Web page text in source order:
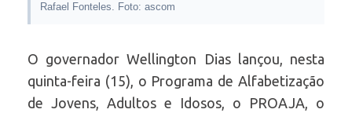
Rafael Fonteles. Foto: ascom
O governador Wellington Dias lançou, nesta
quinta-feira (15), o Programa de Alfabetização
de Jovens, Adultos e Idosos, o PROAJA, o